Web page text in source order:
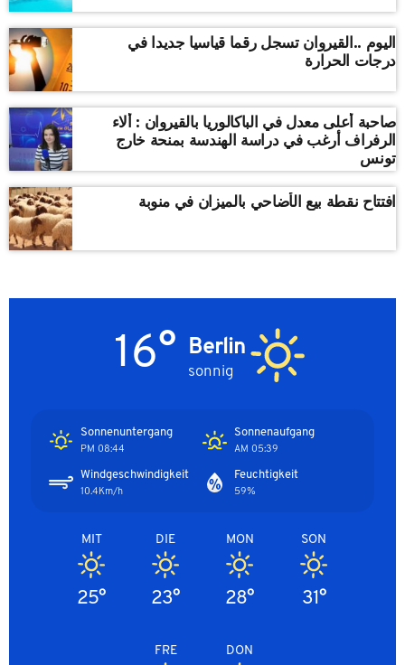
اليوم ..القيروان تسجل رقما قياسيا جديدا في
درجات الحرارة
صاحبة أعلى معدل في الباكالوريا بالقيروان : ألاء
الرفراف أرغب في دراسة الهندسة بمنحة خارج
تونس
افتتاح نقطة بيع الأضاحي بالميزان في منوبة
Berlin
sonnig
16°
Sonnenaufgang
05:39 AM
Sonnenuntergang
08:44 PM
Feuchtigkeit
59%
Windgeschwindigkeit
10.4Km/h
SON
31°
MON
28°
DIE
23°
MIT
25°
DON
FRE